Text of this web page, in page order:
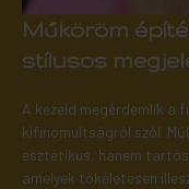
Műköröm
stílusos
A kezeid megérdemlik a
kifinomultságról szól.
esztétikus, hanem
amelyek tökéletesen